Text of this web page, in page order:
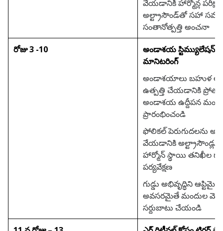
వేయడానికి హార్మోన్ల
అల్ట్రాసౌండ్‌తో సహా సమగ్ర
సంతానోత్పత్తి అంచనా
రోజు 3 -10
అండాశయ స్టిమ్యులేషన్
మానిటరింగ్
అండాశయాలు బహుళ
ఉత్పత్తి చేయడానికి
అండాశయ ఉద్దీపన
ప్రారంభించండి
ఫోలికల్ పెరుగుదలను
వేయడానికి
హార్మోన్ స్థాయి తనిఖీల
పర్యవేక్షణ
గుడ్డు అభివృద్ధిని
అవసరమైతే మందుల
సర్దుబాటు చేయండి